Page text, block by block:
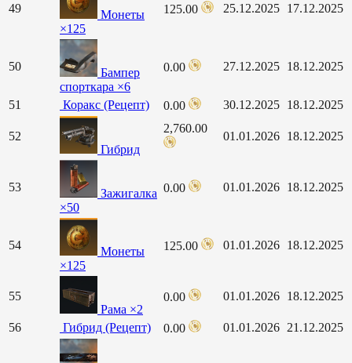
49
Монеты
×125
125.00 25.12.2025 17.12.2025
50
Бампер
спорткара ×6
0.00 27.12.2025 18.12.2025
51 Коракс (Рецепт) 0.00 30.12.2025 18.12.2025
52
Гибрид
2,760.00
01.01.2026 18.12.2025
53
Зажигалка
×50
0.00 01.01.2026 18.12.2025
54
Монеты
×125
125.00 01.01.2026 18.12.2025
55
Рама ×2
0.00 01.01.2026 18.12.2025
56 Гибрид (Рецепт) 0.00 01.01.2026 21.12.2025